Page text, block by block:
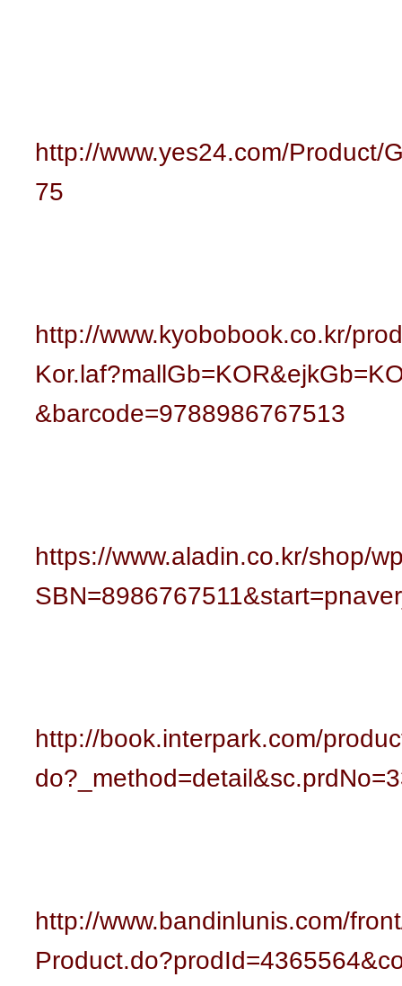
http://www.yes24.com/Product/
75
http://www.kyobobook.co.kr/
&barcode=9788986767513
https://www.aladin.co.kr/shop/
http://book.interpark.com/
http://www.bandinlunis.com/